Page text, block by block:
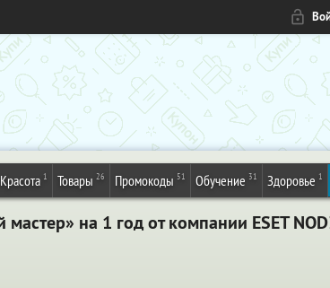
Красота 1 Товары 26 Промокоды 51 Обучение 31 Здоровье 1
на 1 год от компании ESET